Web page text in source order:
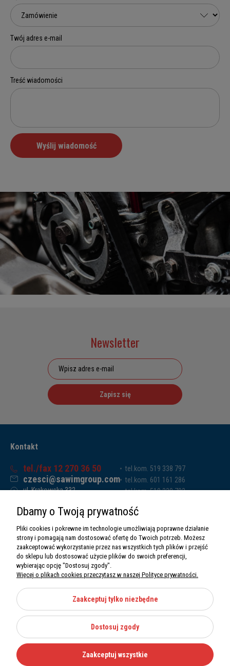
Newsletter
Zapisz się
Kontakt
tel./fax 12 270 36 50
czesci@sawimgroup.com
ul. Krakowska 332,
Sawim Group Mariusz Zdyb sp. k.
NIP: 5130284470
REGON: 5246591010
tel.kom. 519 338 797
tel.kom. 601 161 286
tel.kom. 519 338 793
O nas
Informacje
Moje konto
Kategorie
Dbamy o Twoją prywatność
Pliki cookies i pokrewne im technologie umożliwiają poprawne działanie
strony i pomagają nam dostosować ofertę do Twoich potrzeb. Możesz
zaakceptować wykorzystanie przez nas wszystkich tych plików i przejść
do sklepu lub dostosować użycie plików do swoich preferencji,
wybierając opcję "Dostosuj zgody".
Więcej o plikach cookies przeczytasz w naszej Polityce prywatności.
Zaakceptuj tylko niezbędne
Dostosuj zgody
Zaakceptuj wszystkie